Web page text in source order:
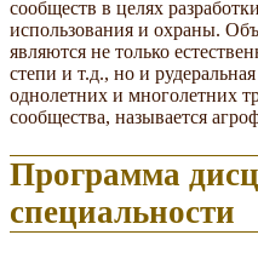
сообществ в целях
использования и охраны.
являются не только
степи и т.д., но и
однолетних и многолетних
сообщества, называется
Программа
специальности